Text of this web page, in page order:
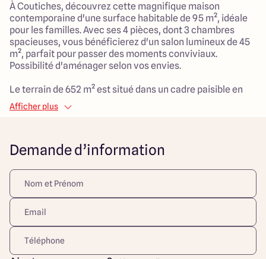
À Coutiches, découvrez cette magnifique maison
contemporaine d'une surface habitable de 95 m², idéale
pour les familles. Avec ses 4 pièces, dont 3 chambres
spacieuses, vous bénéficierez d'un salon lumineux de 45
m², parfait pour passer des moments conviviaux.
Possibilité d'aménager selon vos envies.
Le terrain de 652 m² est situé dans un cadre paisible en
campagne, ce qui vous permettra de profiter d'un cadre
de vie serein tout en étant à proximité des commodités.
les familles.
Ne manquez pas cette belle opportunité de vivre dans un
environnement alliant tranquillité et proximité des
services.
Découvrez toutes nos offres et réalisations ARLOGIS sur
notre site Internet. Visuel d'illustration. Le modèle est
totalement adaptable à vos envies et besoins et
personnalisable grâce à de nombreuses options de
Afficher plus
Demande d’information